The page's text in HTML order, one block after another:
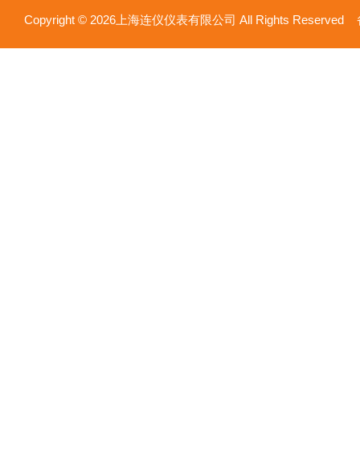
Copyright © 2026上海连仪仪表有限公司 All Rights Reserved